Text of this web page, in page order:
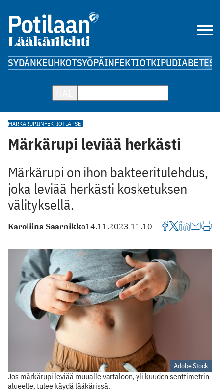
SYDÄNKEUHKOTSYÖPÄINFEKTIOTKIPUDIABETES
MÄRKÄRUPIINFEKTIOTLAPSET
Märkärupi leviää herkästi
Märkärupi on ihon bakteeritulehdus,
joka leviää herkästi kosketuksen
välityksellä.
Karoliina Saarnikko14.11.2023 11.10
Adobe Stock
Jos märkärupi leviää muualle vartaloon, yli kuuden senttimetrin
alueelle, tulee käydä lääkärissä.